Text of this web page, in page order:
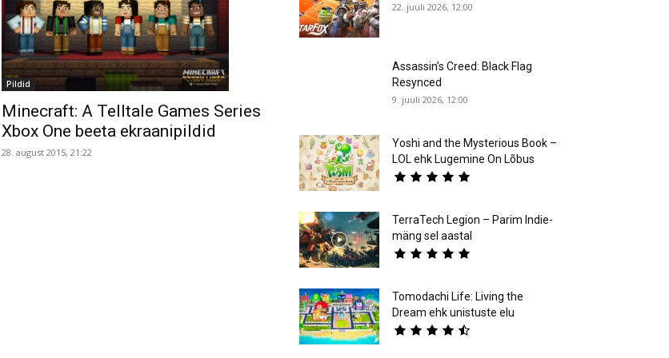
Pildid
Minecraft: A Telltale Games Series
Xbox One beeta ekraanipildid
28. august 2015, 21:22
22. juuli 2026, 12:00
Assassin’s Creed: Black Flag
Resynced
9. juuli 2026, 12:00
Yoshi and the Mysterious Book –
LOL ehk Lugemine On Lõbus
TerraTech Legion – Parim Indie-
mäng sel aastal
Tomodachi Life: Living the
Dream ehk unistuste elu